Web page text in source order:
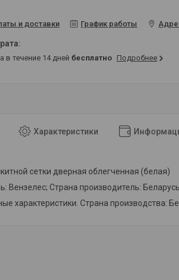
и доставки График работы
в течение 14 дней бесплатно Подробнее
Характеристики
сетки дверная облегченная (белая)
Вензелес; Страна производитель:
характеристики. Страна производства: